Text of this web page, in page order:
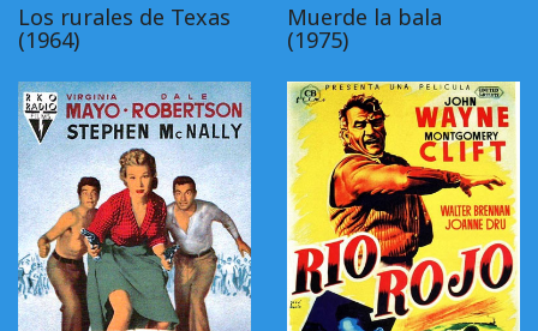
Los rurales de Texas
(1964)
Muerde la bala
(1975)